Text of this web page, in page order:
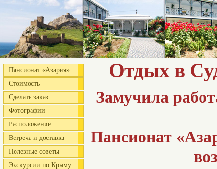
Отдых в
Замучила
Пансионат
Пансионат «Азария»
Стоимость
Сделать заказ
Фотографии
Расположение
Встреча и доставка
Полезные советы
Экскурсии по Крыму